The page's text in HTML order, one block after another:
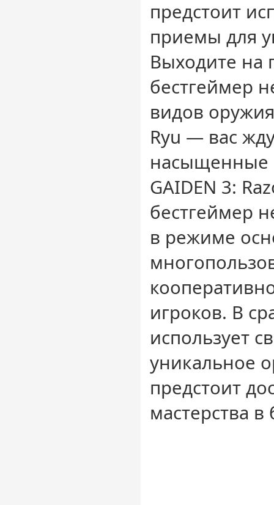
предстоит
приемы для
Выходите на
бестгеймер
видов
Ryu — вас
насыщенные
GAIDEN 3:
бестгеймер
в режиме
игроков. В
использует
уникальное
предстоит
мастерства в